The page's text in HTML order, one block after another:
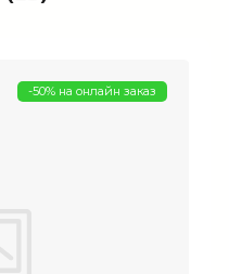
-50% на онлайн заказ